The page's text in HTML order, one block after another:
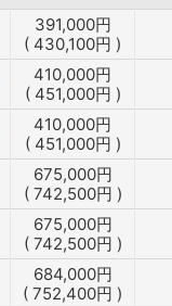
391,000円
( 430,100円 )
410,000円
( 451,000円 )
410,000円
( 451,000円 )
675,000円
( 742,500円 )
675,000円
( 742,500円 )
684,000円
( 752,400円 )